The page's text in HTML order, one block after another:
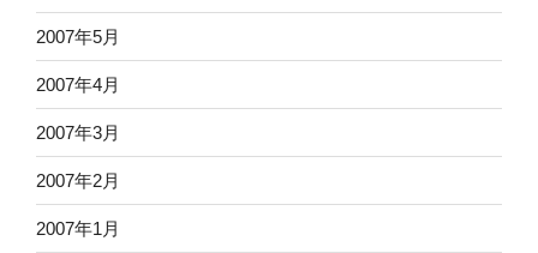
2007年5月
2007年4月
2007年3月
2007年2月
2007年1月